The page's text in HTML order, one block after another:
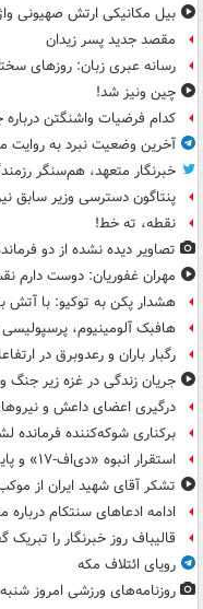
بیل مکانیکی ارتش صهیونی
مقصد جدید پسر زیدان
رسانه عبری زبان: روزهای
چین ونیز شد!
کدام فرضیات واشنگتن درباره
آخرین وضعیت نبرد به
خبرنگار متعهد، هم‌سنگر
پنتاگون دسترسی وزیر سابق
نقطه، ته خط!
تصاویر دیده‌ نشده از دو
مهران غفوریان: دوست دارم
هشدار پکن به توکیو: با آتش
هافبک آلومینیوم،
رگبار باران و رعدوبرق در
جریان زندگی در غزه زیر جنگ و
درگیری اعضای داعش و
برکناری شوکه‌کننده فرمانده
استقرار انبوه «دی‌اف‑۱۷» و پایان عصر پدافند آمریکا +عکس
تشکر آقای شهید ایران از
ادامه ادعاهای سنتکام درباره
قالیباف روز خبرنگار را تبریک
رویای ائتلاف مکه
روزنامه‌های ورزشی امروز ‌شنبه ۱۷ مرداد ۱۴۰۵